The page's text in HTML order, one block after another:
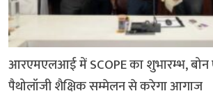
आरएमएलआई में SCOPE का शुभारम्भ, बोन
पैथोलॉजी शैक्षिक सम्मेलन से करेगा आगाज